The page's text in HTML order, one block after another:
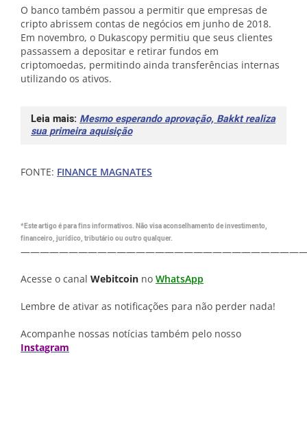
O banco também passou a permitir que empresas de
cripto abrissem contas de negócios em junho de 2018.
Em novembro, o Dukascopy permitiu que seus clientes
passassem a depositar e retirar fundos em
criptomoedas, permitindo ainda transferências internas
utilizando os ativos.
Leia mais: Mesmo esperando aprovação, Bakkt realiza
sua primeira aquisição
FONTE: FINANCE MAGNATES
*Este artigo é para fins informativos. Não visa aconselhamento de investimento,
financeiro, jurídico, tributário ou outro qualquer.
Acesse o canal Webitcoin no WhatsApp
Lembre de ativar as notificações para não perder nada!
Acompanhe nossas notícias também pelo nosso
Instagram